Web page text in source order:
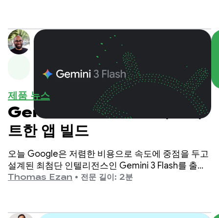
제품 뉴스
Gemini 3 Flash로 더 스마
트한 앱 빌드
오늘 Google은 저렴한 비용으로 속도에 중점을 두고
설계된 최첨단 인텔리전스인 Gemini 3 Flash를 출시
하여 Gemini 3 모델 제품군을 확장합니다.
Thomas Ezan • 전문 길이: 2분